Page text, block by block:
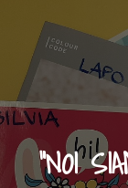
“NOI